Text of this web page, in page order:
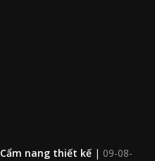
Cẩm nang thiết kế | 09-08-